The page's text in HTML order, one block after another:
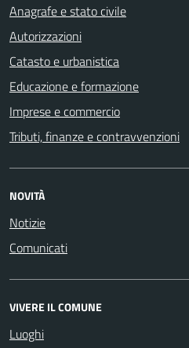
Anagrafe e stato civile
Autorizzazioni
Catasto e urbanistica
Educazione e formazione
Imprese e commercio
Tributi, finanze e contravvenzioni
NOVITÀ
Notizie
Comunicati
VIVERE IL COMUNE
Luoghi